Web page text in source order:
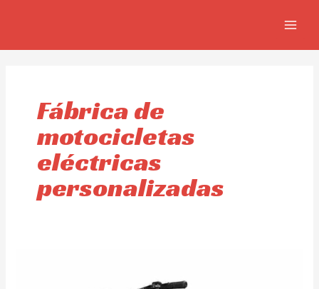
Fábrica de
motocicletas
eléctricas
personalizadas